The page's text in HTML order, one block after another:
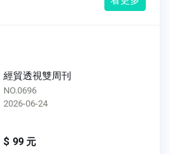
經貿透視雙周刊
NO.0696
2026-06-24
$ 99 元